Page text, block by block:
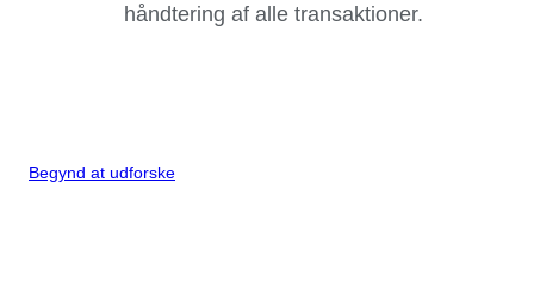
håndtering af alle transaktioner.
Begynd at udforske